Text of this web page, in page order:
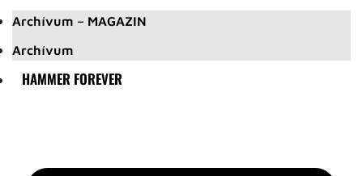
Archívum – MAGAZIN
Archívum
HAMMER FOREVER